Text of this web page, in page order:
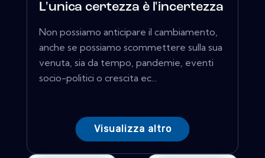
L'unica certezza è l'incertezza
Non possiamo anticipare il cambiamento,
anche se possiamo scommettere sulla sua
venuta, sia da tempo, pandemie, eventi
socio-politici o crescita ec...
Visualizza altro